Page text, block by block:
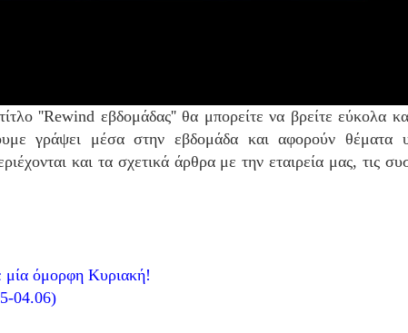
''Rewind εβδομάδας'' θα μπορείτε να βρείτε εύκολα
γράψει μέσα στην εβδομάδα και αφορούν θέματα
και τα σχετικά άρθρα με την εταιρεία μας, τις
όμορφη Κυριακή!
04.06)